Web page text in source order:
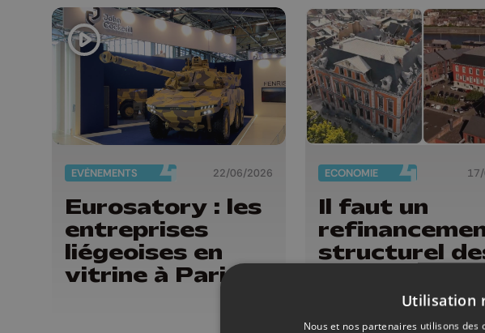
EVÈNEMENTS 22/06/2026
Eurosatory : les
entreprises
liégeoises en
vitrine à Paris
ECONOMIE
Il faut un
structurel
selon Utilisation
Nous et nos partenaires utilisons